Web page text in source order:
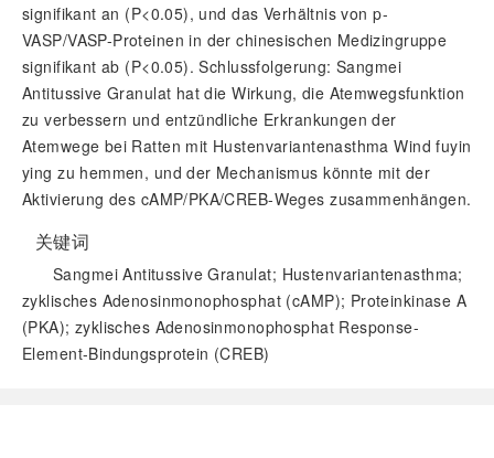
signifikant an (P<0.05), und das Verhältnis von p-
VASP/VASP-Proteinen in der chinesischen Medizingruppe
signifikant ab (P<0.05). Schlussfolgerung: Sangmei
Antitussive Granulat hat die Wirkung, die Atemwegsfunktion
zu verbessern und entzündliche Erkrankungen der
Atemwege bei Ratten mit Hustenvariantenasthma Wind fuyin
ying zu hemmen, und der Mechanismus könnte mit der
Aktivierung des cAMP/PKA/CREB-Weges zusammenhängen.
关键词
Sangmei Antitussive Granulat; Hustenvariantenasthma;
zyklisches Adenosinmonophosphat (cAMP); Proteinkinase A
(PKA); zyklisches Adenosinmonophosphat Response-
Element-Bindungsprotein (CREB)